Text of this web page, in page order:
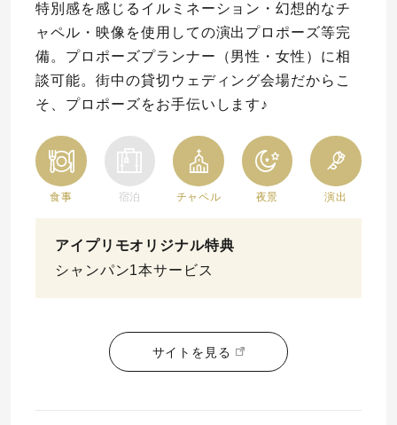
特別感を感じるイルミネーション・幻想的なチ
ャペル・映像を使用しての演出プロポーズ等完
備。プロポーズプランナー（男性・女性）に相
談可能。街中の貸切ウェディング会場だからこ
そ、プロポーズをお手伝いします♪
食事 宿泊 チャペル 夜景 演出
アイプリモオリジナル特典
シャンパン1本サービス
サイトを見る